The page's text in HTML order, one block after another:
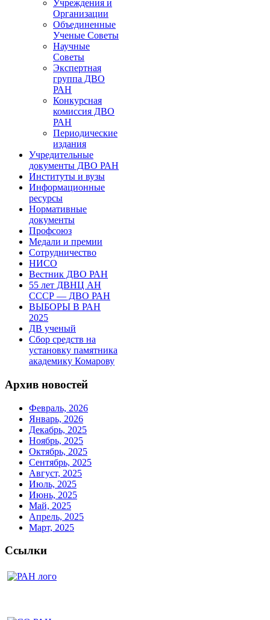
Учреждения и
Организации
Объединенные
Ученые Советы
Научные
Советы
Экспертная
группа ДВО
РАН
Конкурсная
комиссия ДВО
РАН
Периодические
издания
Учредительные
документы ДВО РАН
Институты и вузы
Информационные
ресурсы
Нормативные
документы
Профсоюз
Медали и премии
Сотрудничество
НИСО
Вестник ДВО РАН
55 лет ДВНЦ АН
СССР — ДВО РАН
ВЫБОРЫ В РАН
2025
ДВ ученый
Сбор средств на
установку памятника
академику Комарову
Архив новостей
Февраль, 2026
Январь, 2026
Декабрь, 2025
Ноябрь, 2025
Октябрь, 2025
Сентябрь, 2025
Август, 2025
Июль, 2025
Июнь, 2025
Май, 2025
Апрель, 2025
Март, 2025
Ссылки